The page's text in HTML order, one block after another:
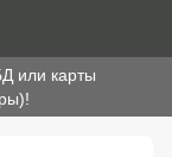
или карты